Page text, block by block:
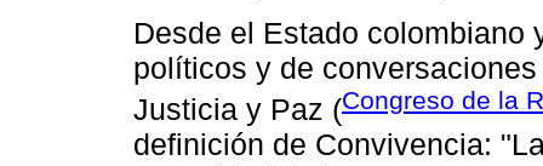
Desde el Estado colombiano
políticos y de
Justicia y Paz (Congreso de la
definición de Convivencia: